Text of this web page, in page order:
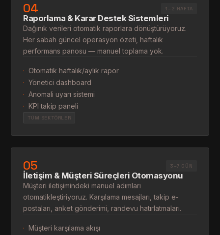
04 1–2 HAFTA
Raporlama & Karar Destek Sistemleri
Dağınık verileri otomatik raporlara dönüştürüyoruz.
Her sabah güncel operasyon özeti, haftalık
performans panosu — manuel toplama yok.
· Otomatik haftalık/aylık rapor
· Yönetici dashboard
· Anomali uyarı sistemi
· KPI takip paneli
TÜM SEKTÖRLER
05 3–7 GÜN
İletişim & Müşteri Süreçleri Otomasyonu
Müşteri iletişimindeki manuel adımları
otomatikleştiriyoruz. Karşılama mesajları, takip e-
postaları, anket gönderimi, randevu hatırlatmaları.
· Müşteri karşılama akışı